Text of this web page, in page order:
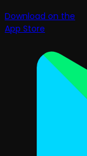
Download on the
App Store